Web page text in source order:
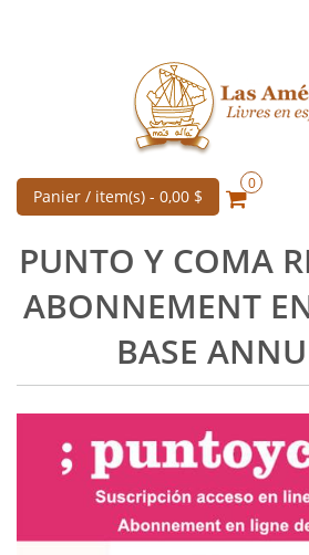
Panier / item(s) - 0,00 $
0
PUNTO Y COMA
ABONNEMENT
BASE